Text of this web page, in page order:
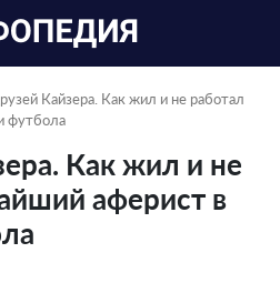
Кайзера. Как жил и не работал
футбола
Как жил и не
аферист в